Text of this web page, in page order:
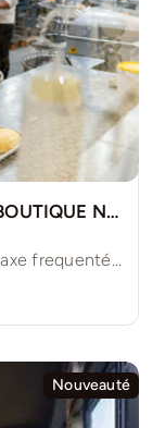
BOULANGERIE SALON DE THÉ BOUTIQUE NEUVE
Boulangerie à vendre située sur un axe frequenté, une ville [...]
Nouveauté